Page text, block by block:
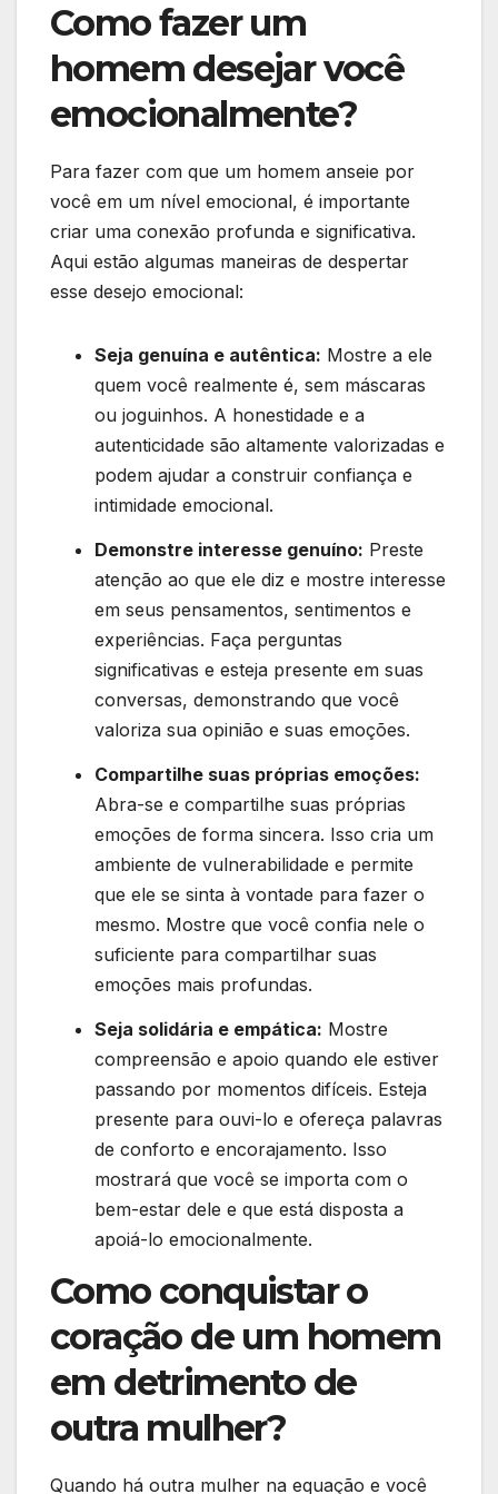
Como fazer um
homem desejar você
emocionalmente?
Para fazer com que um homem anseie por
você em um nível emocional, é importante
criar uma conexão profunda e significativa.
Aqui estão algumas maneiras de despertar
esse desejo emocional:
Seja genuína e autêntica: Mostre a ele
quem você realmente é, sem máscaras
ou joguinhos. A honestidade e a
autenticidade são altamente valorizadas e
podem ajudar a construir confiança e
intimidade emocional.
Demonstre interesse genuíno: Preste
atenção ao que ele diz e mostre interesse
em seus pensamentos, sentimentos e
experiências. Faça perguntas
significativas e esteja presente em suas
conversas, demonstrando que você
valoriza sua opinião e suas emoções.
Compartilhe suas próprias emoções:
Abra-se e compartilhe suas próprias
emoções de forma sincera. Isso cria um
ambiente de vulnerabilidade e permite
que ele se sinta à vontade para fazer o
mesmo. Mostre que você confia nele o
suficiente para compartilhar suas
emoções mais profundas.
Seja solidária e empática: Mostre
compreensão e apoio quando ele estiver
passando por momentos difíceis. Esteja
presente para ouvi-lo e ofereça palavras
de conforto e encorajamento. Isso
mostrará que você se importa com o
bem-estar dele e que está disposta a
apoiá-lo emocionalmente.
Como conquistar o
coração de um homem
em detrimento de
outra mulher?
Quando há outra mulher na equação e você